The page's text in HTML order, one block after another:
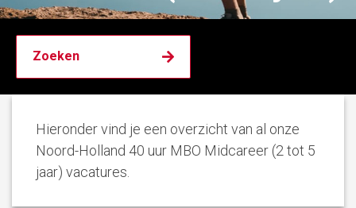
Hieronder vind je een overzicht van al onze
Noord-Holland 40 uur MBO Midcareer (2 tot 5
jaar) vacatures.